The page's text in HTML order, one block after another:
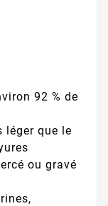
92 % de
que le
ou gravé